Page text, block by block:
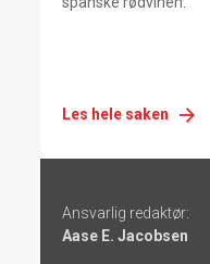
Les hele saken
-
Ansvarlig redaktør:
Aase E. Jacobsen